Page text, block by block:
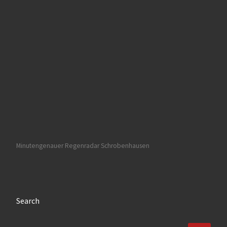
Minutengenauer Regenradar Schrobenhausen
Search